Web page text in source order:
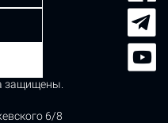
защищены.
6/8